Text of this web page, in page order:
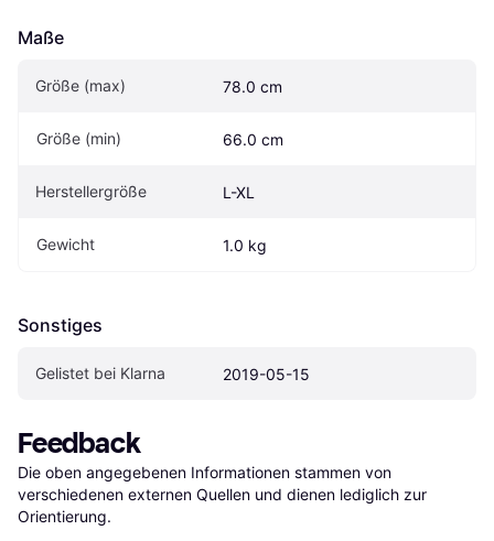
Maße
Größe (max) 78.0 cm
Größe (min) 66.0 cm
Herstellergröße L-XL
Gewicht 1.0 kg
Sonstiges
Gelistet bei Klarna 2019-05-15
Feedback
Die oben angegebenen Informationen stammen von
verschiedenen externen Quellen und dienen lediglich zur
Orientierung.